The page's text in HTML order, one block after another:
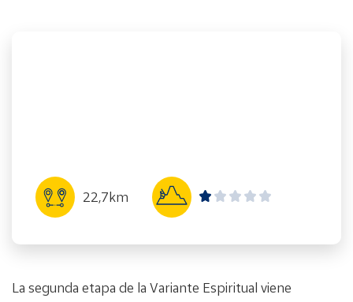
22,7km
La segunda etapa de la Variante Espiritual viene